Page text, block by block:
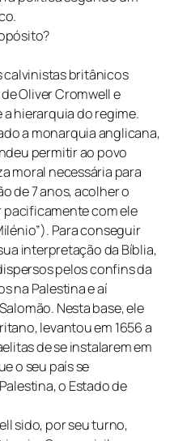
calvinistas britânicos
Oliver Cromwell e
a hierarquia do regime.
a monarquia anglicana,
permitir ao povo
moral necessária para
de 7 anos, acolher o
pacificamente com ele
Para conseguir
interpretação da Bíblia,
pelos confins da
na Palestina e aí
Nesta base, ele
levantou em 1656 a
de se instalarem em
o seu país se
o Estado de
sido, por seu turno,